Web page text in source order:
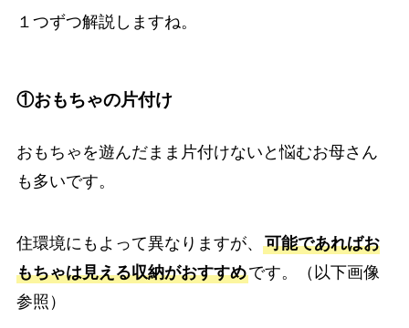
１つずつ解説しますね。
①おもちゃの片付け
おもちゃを遊んだまま片付けないと悩むお母さん
も多いです。
住環境にもよって異なりますが、 可能であればお
もちゃは見える収納がおすすめです。（以下画像
参照）